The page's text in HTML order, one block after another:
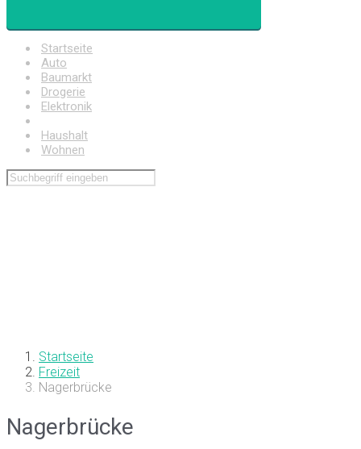
Startseite
Auto
Baumarkt
Drogerie
Elektronik
Haushalt
Wohnen
Startseite
Freizeit
Nagerbrücke
Nagerbrücke